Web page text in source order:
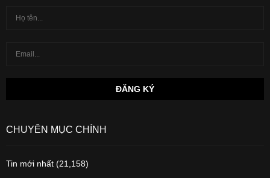
CHUYÊN MỤC CHÍNH
Tin mới nhất (21,158)